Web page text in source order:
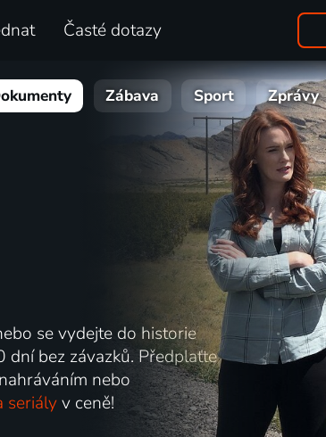
Časté dotazy
Zábava Sport Zprávy
se vydejte do historie
dní bez závazků. Předplaťte
nebo
seriályv ceně!